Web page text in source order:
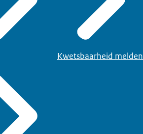
Kwetsbaarheid melden